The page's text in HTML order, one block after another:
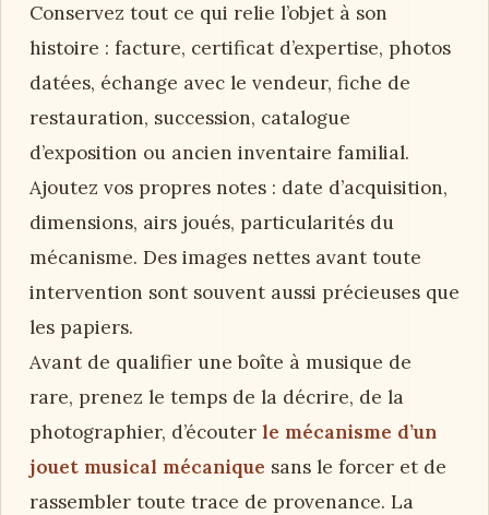
Conservez tout ce qui relie l’objet à son
histoire : facture, certificat d’expertise, photos
datées, échange avec le vendeur, fiche de
restauration, succession, catalogue
d’exposition ou ancien inventaire familial.
Ajoutez vos propres notes : date d’acquisition,
dimensions, airs joués, particularités du
mécanisme. Des images nettes avant toute
intervention sont souvent aussi précieuses que
les papiers.
Avant de qualifier une boîte à musique de
rare, prenez le temps de la décrire, de la
photographier, d’écouter le mécanisme d’un
jouet musical mécanique sans le forcer et de
rassembler toute trace de provenance. La